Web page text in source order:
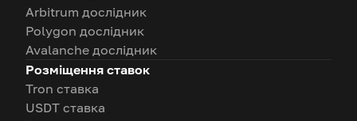
Arbitrum дослідник
Polygon дослідник
Avalanche дослідник
Розміщення ставок
Tron ставка
USDT ставка